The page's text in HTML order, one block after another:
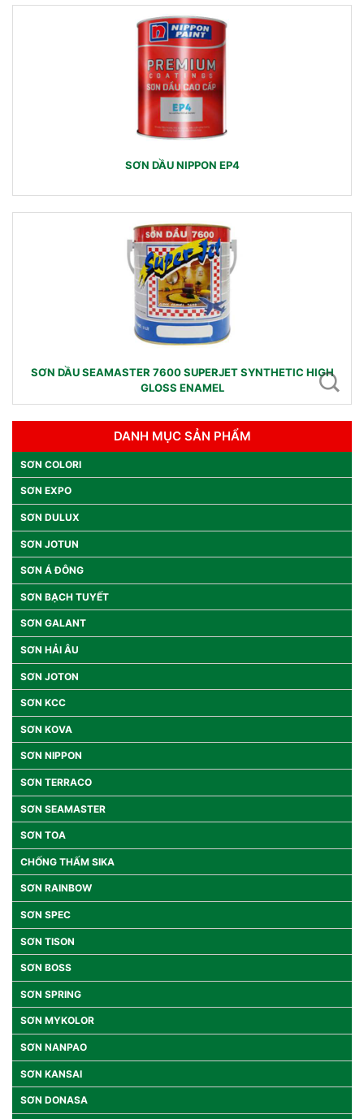
SƠN DẦU NIPPON EP4
SƠN DẦU SEAMASTER 7600 SUPERJET SYNTHETIC HIGH
GLOSS ENAMEL
DANH MỤC SẢN PHẨM
SƠN COLORI
SƠN EXPO
SƠN DULUX
SƠN JOTUN
SƠN Á ĐÔNG
SƠN BẠCH TUYẾT
SƠN GALANT
SƠN HẢI ÂU
SƠN JOTON
SƠN KCC
SƠN KOVA
SƠN NIPPON
SƠN TERRACO
SƠN SEAMASTER
SƠN TOA
CHỐNG THẤM SIKA
SƠN RAINBOW
SƠN SPEC
SƠN TISON
SƠN BOSS
SƠN SPRING
SƠN MYKOLOR
SƠN NANPAO
SƠN KANSAI
SƠN DONASA